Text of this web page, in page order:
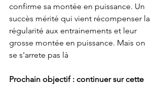
confirme sa montée en puissance. Un
succès mérité qui vient récompenser la
régularité aux entrainements et leur
grosse montée en puissance. Mais on
se s'arrete pas là
Prochain objectif : continuer sur cette